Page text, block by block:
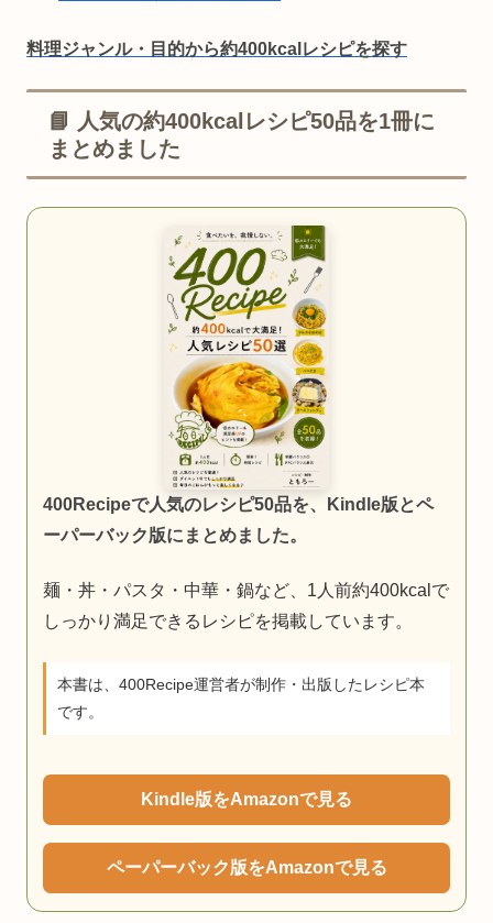
料理ジャンル・目的から約400kcalレシピを探す
📘 人気の約400kcalレシピ50品を1冊に
まとめました
400Recipeで人気のレシピ50品を、Kindle版とペ
ーパーバック版にまとめました。
麺・丼・パスタ・中華・鍋など、1人前約400kcalで
しっかり満足できるレシピを掲載しています。
本書は、400Recipe運営者が制作・出版したレシピ本
です。
Kindle版をAmazonで見る
ペーパーバック版をAmazonで見る